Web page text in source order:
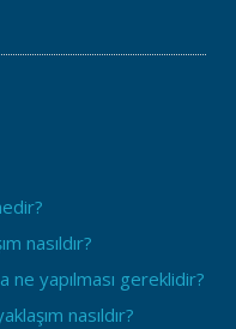
nasıldır?
ne yapılması gereklidir?
nasıldır?